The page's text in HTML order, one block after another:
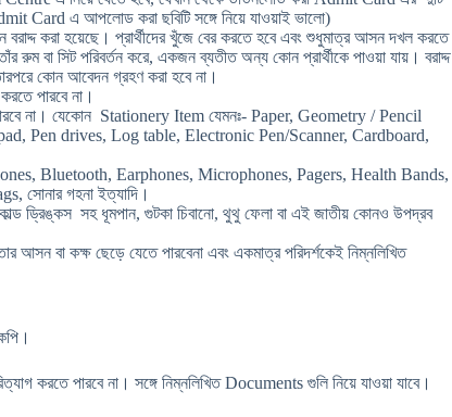
Card এ আপলোড করা ছবিটি সঙ্গে নিয়ে যাওয়াই ভালো)
বরাদ্দ করা হয়েছে। প্রার্থীদের খুঁজে বের করতে হবে এবং শুধুমাত্র আসন দখল করতে
রুম বা সিট পরিবর্তন করে, একজন ব্যতীত অন্য কোন প্রার্থীকে পাওয়া যায়। বরাদ্দ
কোন আবেদন গ্রহণ করা হবে না।
পারবে না।
পারবে না। যেকোন Stationery Item যেমনঃ- Paper, Geometry / Pencil
Pen drives, Log table, Electronic Pen/Scanner, Cardboard,
Bluetooth, Earphones, Microphones, Pagers, Health Bands,
সোনার গহনা ইত্যাদি।
ড্রিঙ্কস সহ ধূমপান, গুটকা চিবানো, থুথু ফেলা বা এই জাতীয় কোনও উপদ্রব
আসন বা কক্ষ ছেড়ে যেতে পারবেনা এবং একমাত্র পরিদর্শকেই নিম্নলিখিত
করতে পারবে না। সঙ্গে নিম্নলিখিত Documents গুলি নিয়ে যাওয়া যাবে।